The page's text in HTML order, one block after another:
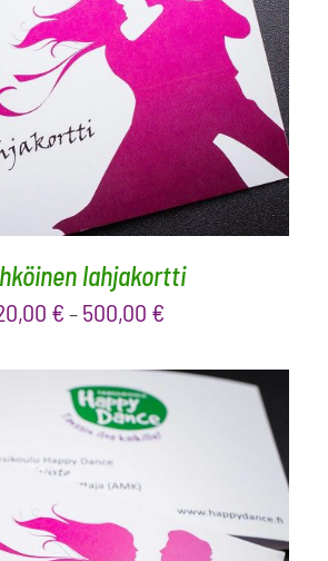
ARVO / LISÄTIEDOT
lahjakortti
€ – 500,00 €